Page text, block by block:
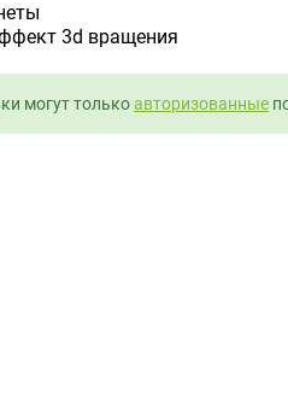
3d вращения
могут толькоавторизованные